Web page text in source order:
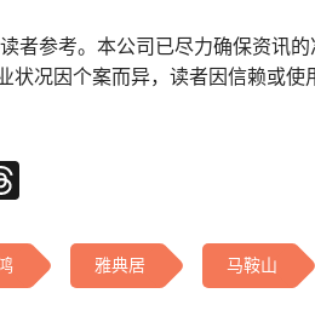
者参考。本公司已尽力确保资讯
状况因个案而异，读者因信赖或使
雅典居 马鞍山